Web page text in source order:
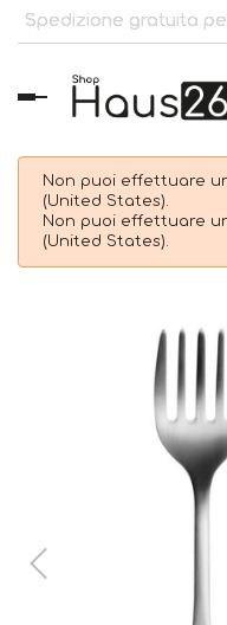
Spedizione gratuita
navigazione
Non puoi effettuare
(United States).
Non puoi effettuare
(United States).